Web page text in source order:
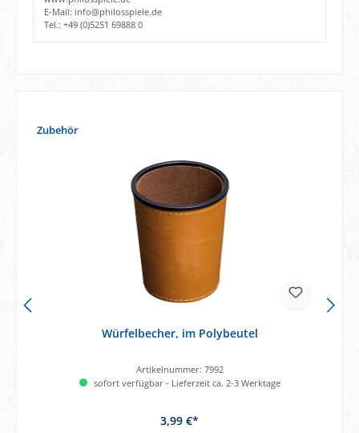
E-Mail: info@philosspiele.de
Tel.: +49 (0)5251 69888 0
Produktgalerie überspringen
Zubehör
Würfelbecher, im Polybeutel
Artikelnummer: 7992
sofort verfügbar - Lieferzeit ca. 2-3 Werktage
3,99 €*